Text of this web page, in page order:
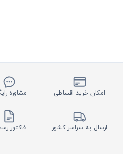
امکان خرید اقساطی مشاوره
ارسال به سراسر کشور فاکتور